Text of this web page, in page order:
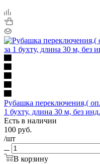
Рубашка переключения,(
1 бухту, длина 30 м, без
Есть в наличии
100 руб.
/шт
В корзину